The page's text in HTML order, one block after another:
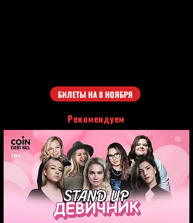
БИЛЕТЫ НА 8 НОЯБРЯ
Рекомендуем